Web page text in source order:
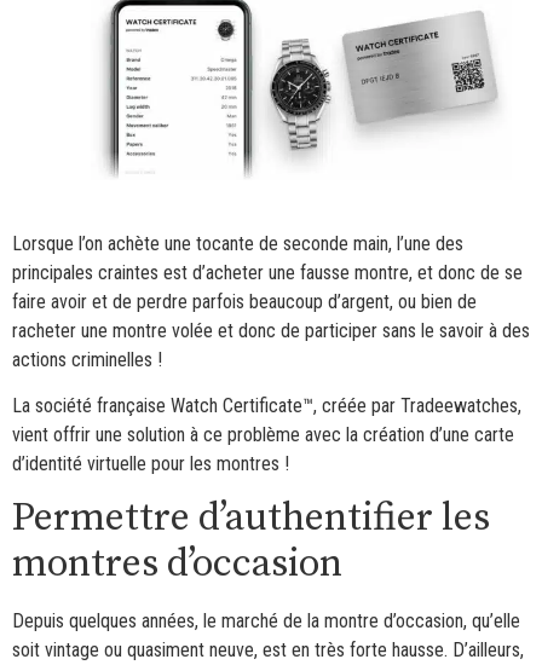
Lorsque l’on achète une tocante de seconde main, l’une des
principales craintes est d’acheter une fausse montre, et donc de se
faire avoir et de perdre parfois beaucoup d’argent, ou bien de
racheter une montre volée et donc de participer sans le savoir à des
actions criminelles !
La société française Watch Certificate™, créée par Tradeewatches,
vient offrir une solution à ce problème avec la création d’une carte
d’identité virtuelle pour les montres !
Permettre d’authentifier les
montres d’occasion
Depuis quelques années, le marché de la montre d’occasion, qu’elle
soit vintage ou quasiment neuve, est en très forte hausse. D’ailleurs,